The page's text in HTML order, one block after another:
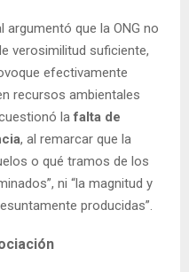
argumentó que la ONG no
verosimilitud suficiente,
efectivamente
recursos ambientales
lafalta de
, al remarcar que la
o qué tramos de los
ni “la magnitud y
producidas”.